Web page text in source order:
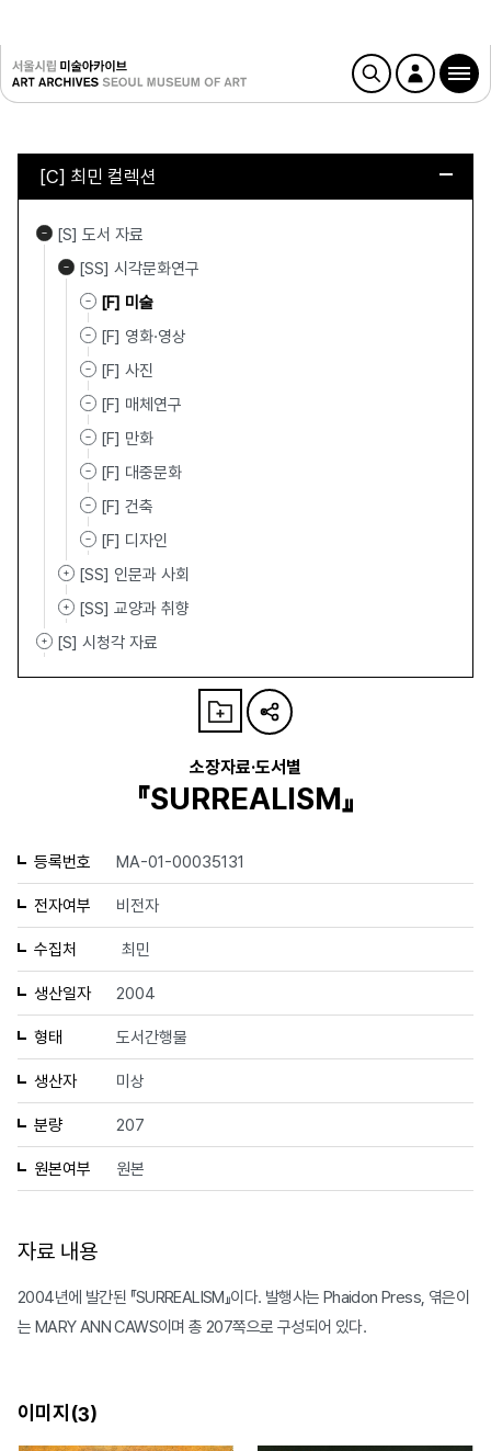
[C] 최민 컬렉션
[S] 도서 자료
[SS] 시각문화연구
[F] 미술
[F] 영화·영상
[F] 사진
[F] 매체연구
[F] 만화
[F] 대중문화
[F] 건축
[F] 디자인
[SS] 인문과 사회
[SS] 교양과 취향
[S] 시청각 자료
소장자료·도서별
『SURREALISM』
등록번호 MA-01-00035131
전자여부 비전자
수집처 최민
생산일자 2004
형태 도서간행물
생산자 미상
분량 207
원본여부 원본
자료 내용
2004년에 발간된 『SURREALISM』이다. 발행사는 Phaidon Press, 엮은이
는 MARY ANN CAWS이며 총 207쪽으로 구성되어 있다.
이미지(3)